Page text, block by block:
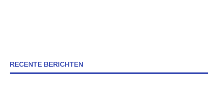
RECENTE BERICHTEN